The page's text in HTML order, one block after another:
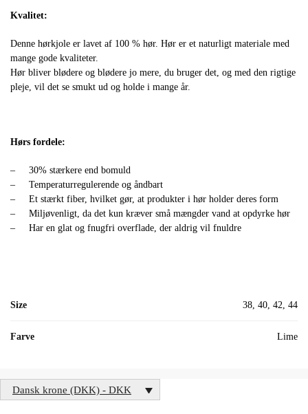
Kvalitet:
Denne hørkjole er lavet af 100 % hør. Hør er et naturligt materiale med
mange gode kvaliteter.
Hør bliver blødere og blødere jo mere, du bruger det, og med den rigtige
pleje, vil det se smukt ud og holde i mange år.
Hørs fordele:
– 30% stærkere end bomuld
– Temperaturregulerende og åndbart
– Et stærkt fiber, hvilket gør, at produkter i hør holder deres form
– Miljøvenligt, da det kun kræver små mængder vand at opdyrke hør
– Har en glat og fnugfri overflade, der aldrig vil fnuldre
Size 38, 40, 42, 44
Farve Lime
Dansk krone (DKK) - DKK